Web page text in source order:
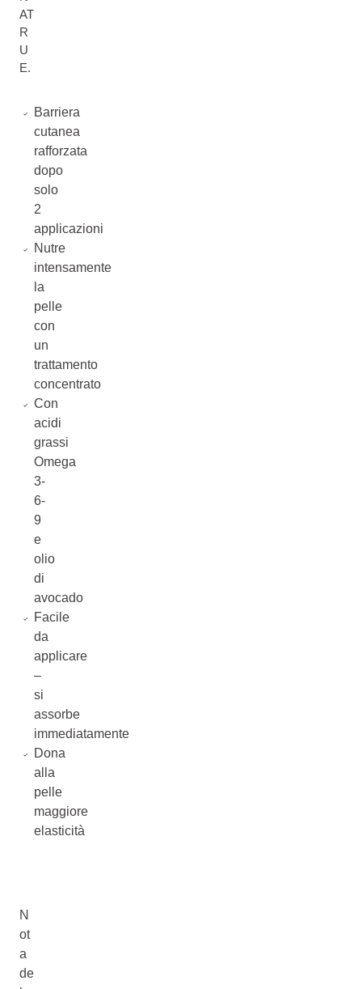
AT
R
U
E.
Barriera
cutanea
rafforzata
dopo
solo
2
applicazioni
Nutre
intensamente
la
pelle
con
un
trattamento
concentrato
Con
acidi
grassi
Omega
3-
6-
9
e
olio
di
avocado
Facile
da
applicare
–
si
assorbe
immediatamente
Dona
alla
pelle
maggiore
elasticità
N
ot
a
de